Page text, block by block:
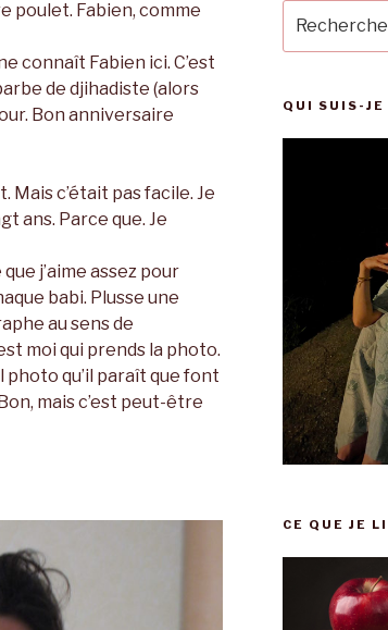
poulet. Fabien, comme
connaît Fabien ici. C’est
de djihadiste (alors
Bon anniversaire
Mais c’était pas facile. Je
ans. Parce que. Je
j’aime assez pour
babi. Plusse une
au sens de
moi qui prends la photo.
photo qu’il paraît que font
mais c’est peut-être
pour
QUI SUIS-JE
CE QUE JE